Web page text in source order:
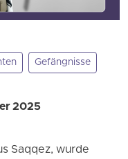
Gefängnisse
2025
Saqqez, wurde